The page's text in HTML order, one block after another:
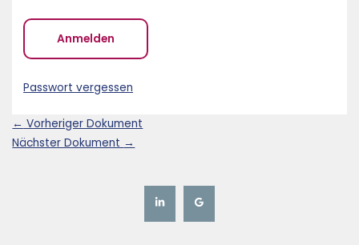
Passwort vergessen
← Vorheriger Dokument
Nächster Dokument →